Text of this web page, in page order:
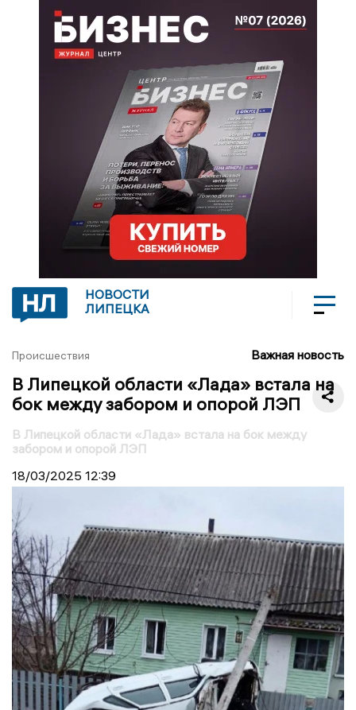
НОВОСТИ
ЛИПЕЦКА
Происшествия Важная новость
В Липецкой области «Лада» встала на
бок между забором и опорой ЛЭП
В Липецкой области «Лада» встала на бок между
забором и опорой ЛЭП
18/03/2025 12:39